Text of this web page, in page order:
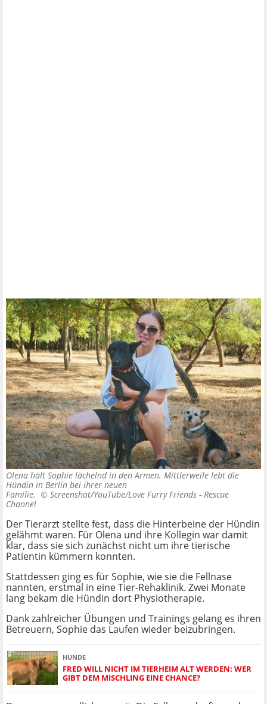
Olena hält Sophie lächelnd in den Armen. Mittlerweile lebt die
Hündin in Berlin bei ihrer neuen
Familie. © Screenshot/YouTube/Love Furry Friends - Rescue
Channel
Der Tierarzt stellte fest, dass die Hinterbeine der Hündin
gelähmt waren. Für Olena und ihre Kollegin war damit
klar, dass sie sich zunächst nicht um ihre tierische
Patientin kümmern konnten.
Stattdessen ging es für Sophie, wie sie die Fellnase
nannten, erstmal in eine Tier-Rehaklinik. Zwei Monate
lang bekam die Hündin dort Physiotherapie.
Dank zahlreicher Übungen und Trainings gelang es ihren
Betreuern, Sophie das Laufen wieder beizubringen.
HUNDE
FRED WILL NICHT IM TIERHEIM ALT WERDEN: WER
GIBT DEM MISCHLING EINE CHANCE?